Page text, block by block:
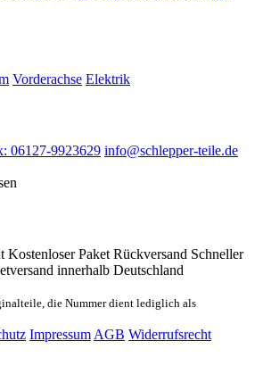
Vorderachse Elektrik
06127-9923629 info@schlepper-teile.de
Kostenloser Paket Rückversand Schneller
innerhalb Deutschland
die Nummer dient lediglich als
Impressum AGB Widerrufsrecht